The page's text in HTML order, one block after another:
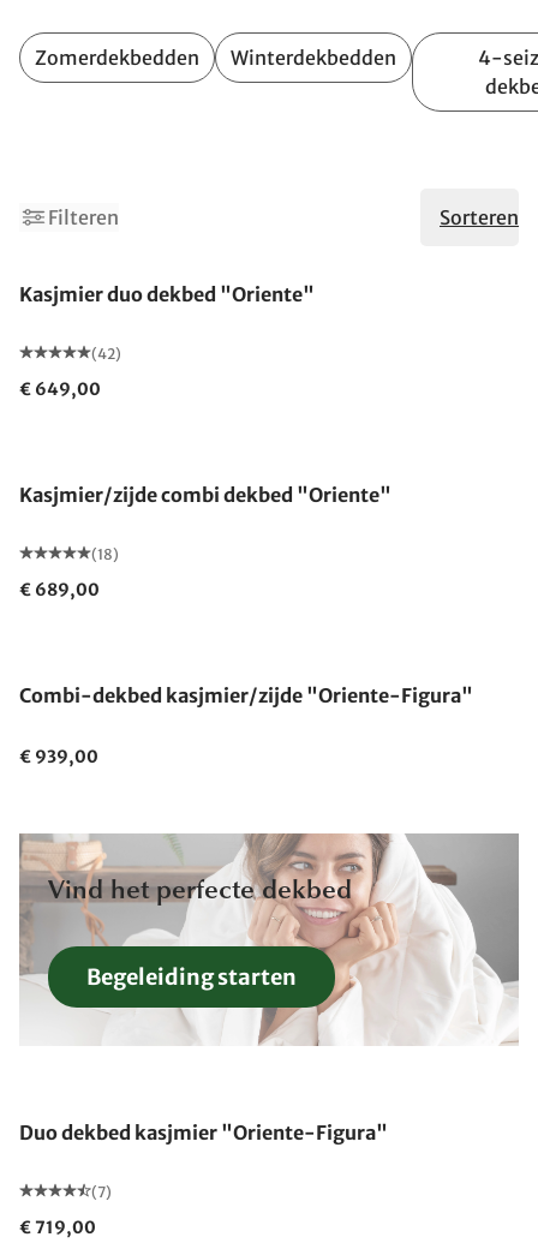
Zomerdekbedden Winterdekbedden
4-
Filteren Sorteren
Kasjmier duo dekbed "Oriente"
(42)
€ 649,00
Kasjmier/zijde combi dekbed "Oriente"
(18)
€ 689,00
Combi-dekbed kasjmier/zijde "Oriente-Figura"
€ 939,00
Vind het perfecte dekbed
Begeleiding starten
Duo dekbed kasjmier "Oriente-Figura"
(7)
€ 719,00